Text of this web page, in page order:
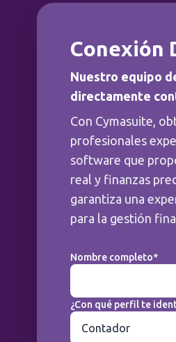
Conexión
Nuestro equipo
directamente
Con Cymasuite,
profesionales
software que
real y finanzas
garantiza una
para la gestión
Nombre completo*
¿Con qué perfil te